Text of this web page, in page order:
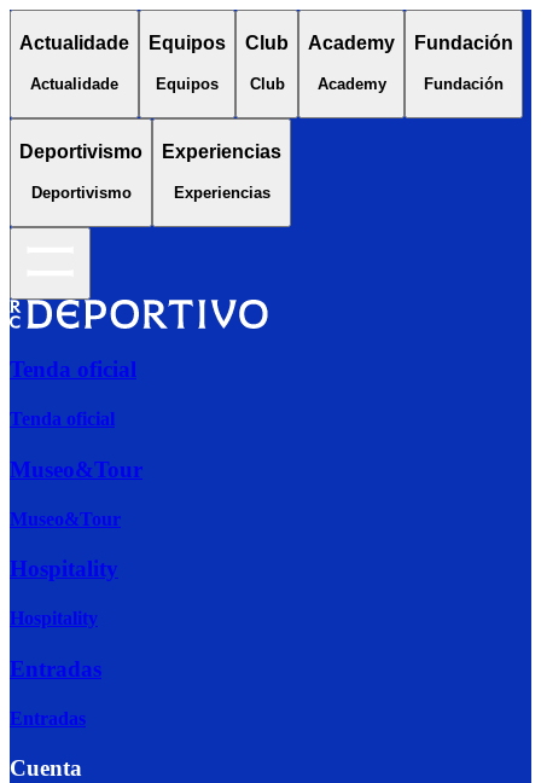
Actualidade
Actualidade
Equipos
Equipos
Club
Club
Academy
Academy
Fundación
Fundación
Deportivismo
Deportivismo
Experiencias
Experiencias
Tenda oficial
Tenda oficial
Museo&Tour
Museo&Tour
Hospitality
Hospitality
Entradas
Entradas
Cuenta